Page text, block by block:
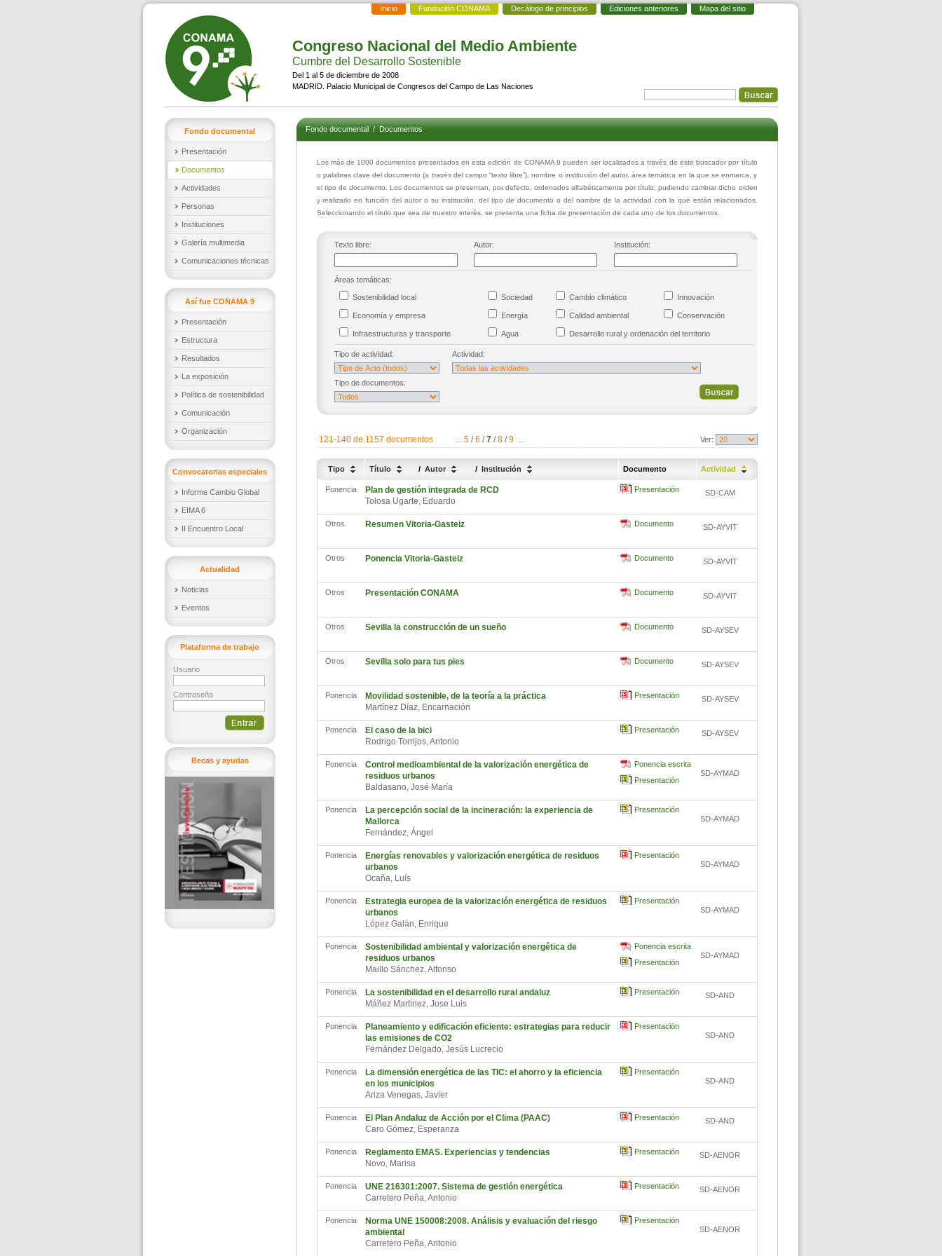
Inicio Fundación CONAMA Decálogo de principios Ediciones anteriores Mapa del sitio
Congreso Nacional del Medio Ambiente
Cumbre del Desarrollo Sostenible
Del 1 al 5 de diciembre de 2008
MADRID. Palacio Municipal de Congresos del Campo de Las Naciones
Fondo documental
Presentación
Documentos
Actividades
Personas
Instituciones
Galería multimedia
Comunicaciones técnicas
Así fue CONAMA 9
Presentación
Estructura
Resultados
La exposición
Política de sostenibilidad
Comunicación
Organización
Convocatorias especiales
Informe Cambio Global
EIMA 6
II Encuentro Local
Actualidad
Noticias
Eventos
Plataforma de trabajo
Usuario
Contraseña
Becas y ayudas
Fondo documental/Documentos
Los más de 1000 documentos presentados en esta edición de CONAMA 9 pueden ser localizados a través de este buscador por título
o palabras clave del documento (a través del campo “texto libre”), nombre o institución del autor, área temática en la que se enmarca, y
el tipo de documento. Los documentos se presentan, por defecto, ordenados alfabéticamente por título, pudiendo cambiar dicho orden
y realizarlo en función del autor o su institución, del tipo de documento o del nombre de la actividad con la que están relacionados.
Seleccionando el título que sea de nuestro interés, se presenta una ficha de presentación de cada uno de los documentos.
Texto libre: Autor: Institución:
Áreas temáticas:
Sostenibilidad local Sociedad Cambio climático Innovación
Economía y empresa Energía Calidad ambiental Conservación
Infraestructuras y transporte Agua Desarrollo rural y ordenación del territorio
Tipo de actividad: Actividad:
Tipo de documentos:
121-140 de 1157 documentos ... 5 / 6 /7 / 8 / 9 ... Ver:
Tipo Título / Autor / Institución Documento Actividad
Ponencia
Plan de gestión integrada de RCD
Tolosa Ugarte, Eduardo
Presentación SD-CAM
Otros Resumen Vitoria-Gasteiz Documento SD-AYVIT
Otros Ponencia Vitoria-Gasteiz Documento SD-AYVIT
Otros Presentación CONAMA Documento SD-AYVIT
Otros Sevilla la construcción de un sueño Documento SD-AYSEV
Otros Sevilla solo para tus pies Documento SD-AYSEV
Ponencia
Movilidad sostenible, de la teoría a la práctica
Martínez Díaz, Encarnación
Presentación SD-AYSEV
Ponencia
El caso de la bici
Rodrigo Torrijos, Antonio
Presentación SD-AYSEV
Ponencia
Control medioambiental de la valorización energética de
residuos urbanos
Baldasano, José María
Ponencia escrita
Presentación
SD-AYMAD
Ponencia
La percepción social de la incineración: la experiencia de
Mallorca
Fernández, Ángel
Presentación
SD-AYMAD
Ponencia
Energías renovables y valorización energética de residuos
urbanos
Ocaña, Luís
Presentación
SD-AYMAD
Ponencia
Estrategia europea de la valorización energética de residuos
urbanos
López Galán, Enrique
Presentación
SD-AYMAD
Ponencia
Sostenibilidad ambiental y valorización energética de
residuos urbanos
Maillo Sánchez, Alfonso
Ponencia escrita
Presentación
SD-AYMAD
Ponencia
La sostenibilidad en el desarrollo rural andaluz
Máñez Martínez, Jose Luis
Presentación SD-AND
Ponencia
Planeamiento y edificación eficiente: estrategias para reducir
las emisiones de CO2
Fernández Delgado, Jesús Lucrecio
Presentación
SD-AND
Ponencia
La dimensión energética de las TIC: el ahorro y la eficiencia
en los municipios
Ariza Venegas, Javier
Presentación
SD-AND
Ponencia
El Plan Andaluz de Acción por el Clima (PAAC)
Caro Gómez, Esperanza
Presentación SD-AND
Ponencia
Reglamento EMAS. Experiencias y tendencias
Novo, Marisa
Presentación SD-AENOR
Ponencia
UNE 216301:2007. Sistema de gestión energética
Carretero Peña, Antonio
Presentación SD-AENOR
Ponencia
Norma UNE 150008:2008. Análisis y evaluación del riesgo
ambiental
Carretero Peña, Antonio
Presentación
SD-AENOR